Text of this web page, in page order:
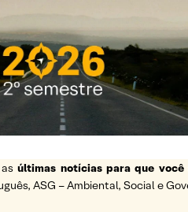
asúltimas notícias para que você
ASG – Ambiental, Social e